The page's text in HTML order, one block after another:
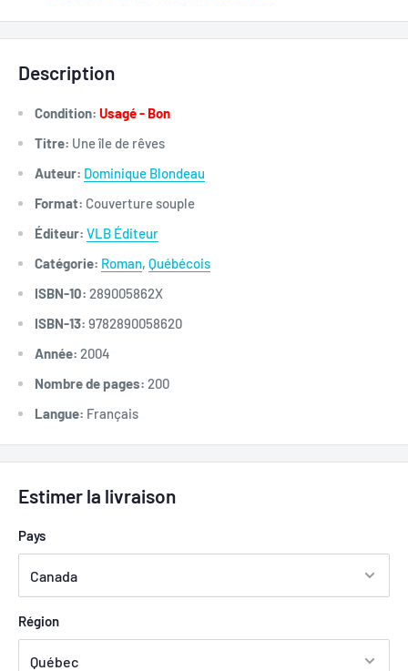
Description
Condition: Usagé - Bon
Titre: Une île de rêves
Auteur: Dominique Blondeau
Format: Couverture souple
Éditeur: VLB Éditeur
Catégorie: Roman, Québécois
ISBN-10: 289005862X
ISBN-13: 9782890058620
Année: 2004
Nombre de pages: 200
Langue: Français
Estimer la livraison
Pays
Région